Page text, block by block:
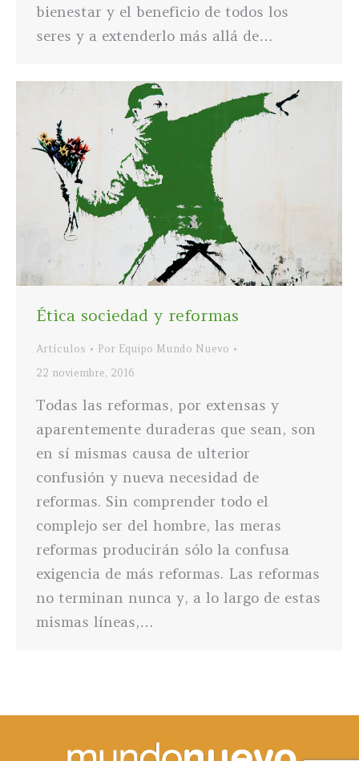
bienestar y el beneficio de todos los
seres y a extenderlo más allá de…
Ética sociedad y reformas
Artículos Por Equipo Mundo Nuevo
22 noviembre, 2016
Todas las reformas, por extensas y
aparentemente duraderas que sean, son
en sí mismas causa de ulterior
confusión y nueva necesidad de
reformas. Sin comprender todo el
complejo ser del hombre, las meras
reformas producirán sólo la confusa
exigencia de más reformas. Las reformas
no terminan nunca y, a lo largo de estas
mismas líneas,…